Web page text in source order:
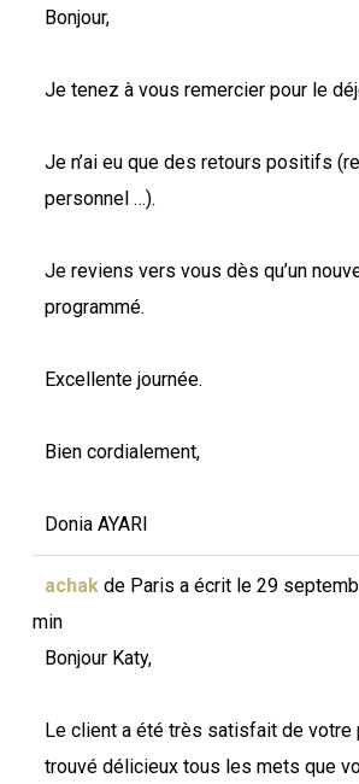
Bonjour,
Je tenez à vous remercier pour le
Je n’ai eu que des retours positifs
personnel …).
Je reviens vers vous dès qu’un
programmé.
Excellente journée.
Bien cordialement,
Donia AYARI
achak de Paris a écrit le29
min
Bonjour Katy,
Le client a été très satisfait de votre
trouvé délicieux tous les mets que